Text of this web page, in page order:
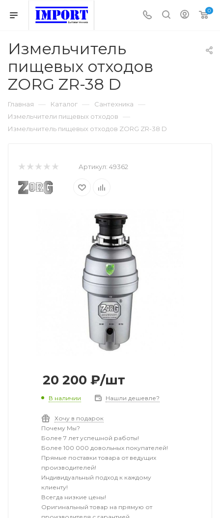
0
Измельчитель
пищевых отходов
ZORG ZR-38 D
Главная — Каталог — Сантехника —
Измельчители пищевых отходов —
Измельчитель пищевых отходов ZORG ZR-38 D
Артикул: 49362
20 200 ₽/шт
В наличии Нашли дешевле?
Хочу в подарок
Почему Мы?
Более 7 лет успешной работы!
Более 100 000 довольных покупателей!
Прямые поставки товара от ведущих
производителей!
Индивидуальный подход к каждому
клиенту!
Всегда низкие цены!
Оригинальный товар на прямую от